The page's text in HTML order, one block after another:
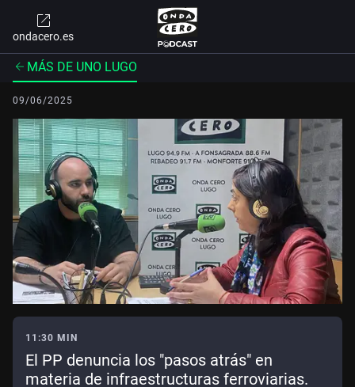
ondacero.es
MÁS DE UNO LUGO
09/06/2025
11:30 MIN
El PP denuncia los "pasos atrás" en
materia de infraestructuras ferroviarias.